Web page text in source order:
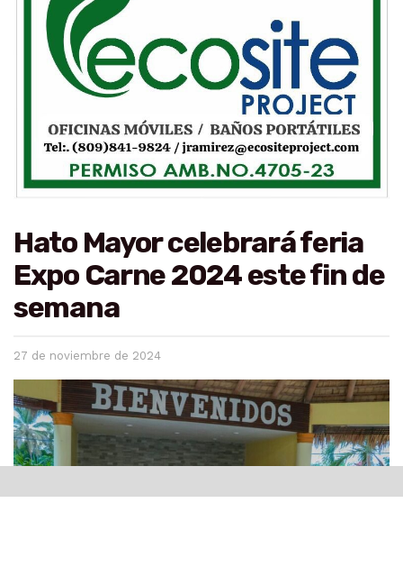
Hato Mayor celebrará feria
Expo Carne 2024 este fin de
semana
27 de noviembre de 2024